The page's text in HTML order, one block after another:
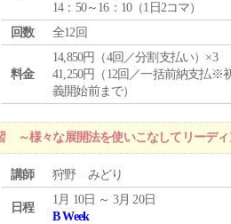
14：50～16：10（1日2コマ）
回数
全12回
料金
14,850円（4回／分割支払い）×3
41,250円（12回／一括前納支払※
義開始前まで）
～様々な展開法を使いこなしてリーディ
講師 狩野 みどり
日程
1月 10日 ～ 3月 20日
B Week